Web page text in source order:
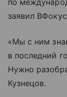
заявил
«Мы с ним
в последний
Нужно
Кузнецов.